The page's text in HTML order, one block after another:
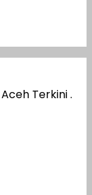
Terkini .